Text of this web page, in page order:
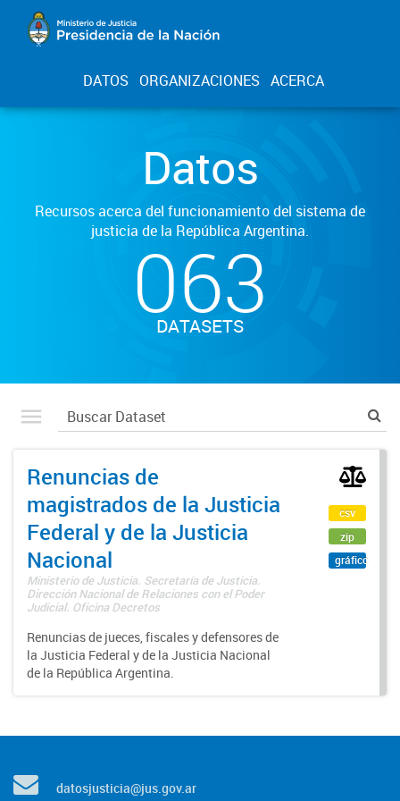
DATOS ORGANIZACIONES ACERCA
Datos
Recursos acerca del funcionamiento del sistema de
justicia de la República Argentina.
063
DATASETS
Renuncias de
magistrados de la Justicia
Federal y de la Justicia
Nacional
Ministerio de Justicia. Secretaría de Justicia.
Dirección Nacional de Relaciones con el Poder
Judicial. Oficina Decretos
Renuncias de jueces, fiscales y defensores de
la Justicia Federal y de la Justicia Nacional
de la República Argentina.
csv
zip
gráfico
datosjusticia@jus.gov.ar